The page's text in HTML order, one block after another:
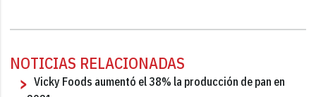
NOTICIAS RELACIONADAS
Vicky Foods aumentó el 38% la producción de pan en